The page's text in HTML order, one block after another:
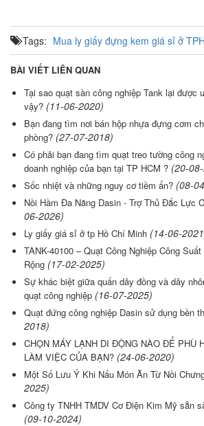
Tags: Mua ly giấy đựng kem giá sỉ ở
BÀI VIẾT LIÊN QUAN
Tại sao quạt sàn công nghiệp Tank lại được
vậy? (11-06-2020)
Bạn đang tìm nơi bán hộp nhựa đựng cơm
phòng? (27-07-2018)
Có phải bạn đang tìm quạt treo tường công
doanh nghiệp của bạn tại TP HCM ? (20-
Sốc nhiệt và những nguy cơ tiềm ẩn? (08-
Nồi Hầm Đa Năng Dasin - Trợ Thủ Đắc Lực
06-2026)
Ly giấy giá sỉ ở tp Hồ Chí Minh (14-06-
TANK-40100 – Quạt Công Nghiệp Công
Rộng (17-02-2025)
Sự khác biệt giữa quấn dây đồng và dây
quạt công nghiệp (16-07-2025)
Quạt đứng công nghiệp Dasin sử dụng bền
2018)
CHỌN MÁY LẠNH DI ĐỘNG NÀO ĐỂ PHÙ
LÀM VIỆC CỦA BẠN? (24-06-2020)
Một Số Lưu Ý Khi Nấu Món Ăn Từ Nồi
2025)
Công ty TNHH TMDV Cơ Điện Kim Mỹ sẵn
(09-10-2024)